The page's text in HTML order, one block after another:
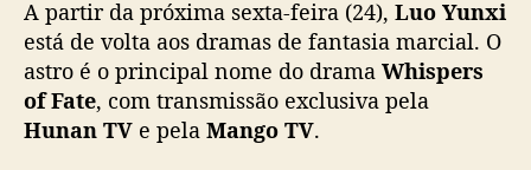
s
t
e
a
A partir da próxima sexta-feira (24), Luo Yunxi
está de volta aos dramas de fantasia marcial. O
astro é o principal nome do drama Whispers
of Fate, com transmissão exclusiva pela
Hunan TV e pela Mango TV.